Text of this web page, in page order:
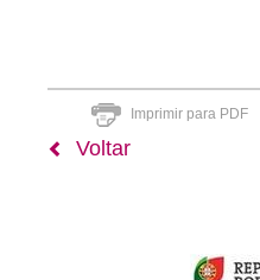
Imprimir para PDF
Voltar